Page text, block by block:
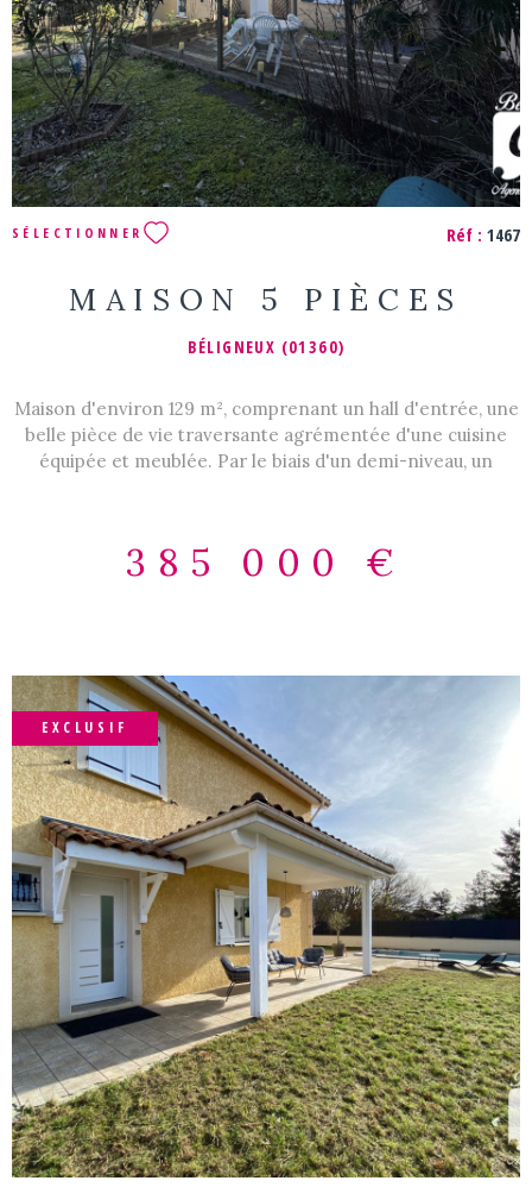
SÉLECTIONNER Réf : 1467
MAISON 5 PIÈCES
BÉLIGNEUX (01360)
Maison d'environ 129 m², comprenant un hall d'entrée, une
belle pièce de vie traversante agrémentée d'une cuisine
équipée et meublée. Par le biais d'un demi-niveau, un
implantée sur une belle parcelle de 1060 m², entièrement
www.georisques.gouv.fr
385 000 €
EXCLUSIF
VOIR LE BIEN